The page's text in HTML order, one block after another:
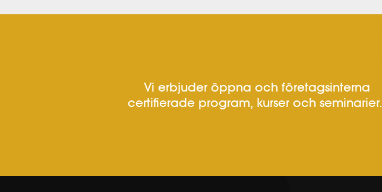
Vi erbjuder öppna och företagsinterna
certifierade program, kurser och seminarier.